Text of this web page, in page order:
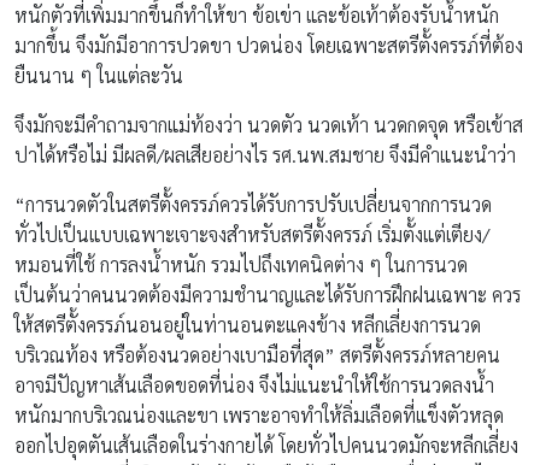
หนักตัวที่เพิ่มมากขึ้นก็ทำให้ขา ข้อเข่า และข้อเท้าต้องรับน้ำหนัก
มากขึ้น จึงมักมีอาการปวดขา ปวดน่อง โดยเฉพาะสตรีตั้งครรภ์ที่ต้อง
ยืนนาน ๆ ในแต่ละวัน
จึงมักจะมีคำถามจากแม่ท้องว่า นวดตัว นวดเท้า นวดกดจุด หรือเข้าส
ปาได้หรือไม่ มีผลดี/ผลเสียอย่างไร รศ.นพ.สมชาย จึงมีคำแนะนำว่า
“การนวดตัวในสตรีตั้งครรภ์ควรได้รับการปรับเปลี่ยนจากการนวด
ทั่วไปเป็นแบบเฉพาะเจาะจงสำหรับสตรีตั้งครรภ์ เริ่มตั้งแต่เตียง/
หมอนที่ใช้ การลงน้ำหนัก รวมไปถึงเทคนิคต่าง ๆ ในการนวด
เป็นต้นว่าคนนวดต้องมีความชำนาญและได้รับการฝึกฝนเฉพาะ ควร
ให้สตรีตั้งครรภ์นอนอยู่ในท่านอนตะแคงข้าง หลีกเลี่ยงการนวด
บริเวณท้อง หรือต้องนวดอย่างเบามือที่สุด” สตรีตั้งครรภ์หลายคน
อาจมีปัญหาเส้นเลือดขอดที่น่อง จึงไม่แนะนำให้ใช้การนวดลงน้ำ
หนักมากบริเวณน่องและขา เพราะอาจทำให้ลิ่มเลือดที่แข็งตัวหลุด
ออกไปอุดตันเส้นเลือดในร่างกายได้ โดยทั่วไปคนนวดมักจะหลีกเลี่ยง